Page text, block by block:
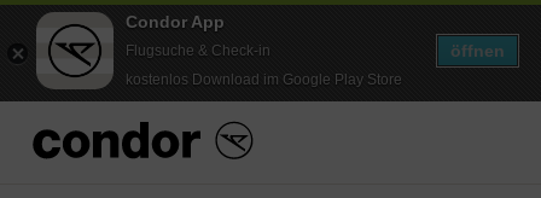
Condor App
Flugsuche & Check-in
kostenlos Download im Google Play Store
öffnen